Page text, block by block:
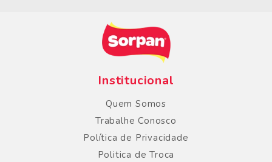
Institucional
Quem Somos
Trabalhe Conosco
Política de Privacidade
Politica de Troca